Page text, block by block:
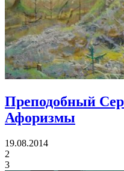
Преподобный
Афоризмы
19.08.2014
2
3